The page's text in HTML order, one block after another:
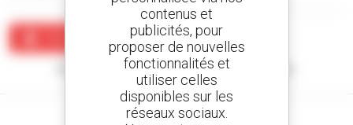
Créer une alerte
Aucun résultat ne correspond à votre recherche.
contenus et
publicités, pour
proposer de nouvelles
fonctionnalités et
utiliser celles
disponibles sur les
réseaux sociaux.